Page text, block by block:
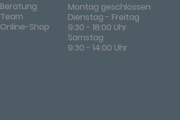
Beratung
Team
Online-Shop
Montag geschlossen
Dienstag - Freitag
9:30 - 18:00 Uhr
Samstag
9:30 - 14:00 Uhr